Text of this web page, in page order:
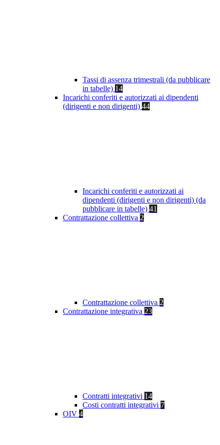
Tassi di assenza trimestrali (da pubblicare
in tabelle) 14
Incarichi conferiti e autorizzati ai dipendenti
(dirigenti e non dirigenti) 44
Incarichi conferiti e autorizzati ai
dipendenti (dirigenti e non dirigenti) (da
pubblicare in tabelle) 41
Contrattazione collettiva 2
Contrattazione collettiva 2
Contrattazione integrativa 23
Contratti integrativi 14
Costi contratti integrativi 7
OIV 4